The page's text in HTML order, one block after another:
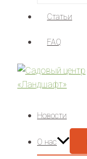
Статьи
FAQ
Новости
О нас